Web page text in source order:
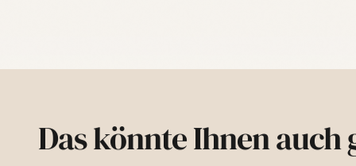
Das könnte Ihnen auch